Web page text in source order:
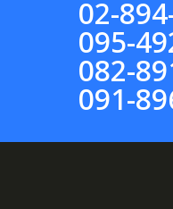
02-
095-
082-
091-